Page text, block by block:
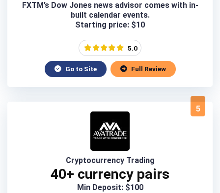
FXTM’s Dow Jones news advisor comes with in-
built calendar events.
Starting price: $10
5.0
Go to Site Full Review
5
Cryptocurrency Trading
40+ currency pairs
Min Deposit: $100